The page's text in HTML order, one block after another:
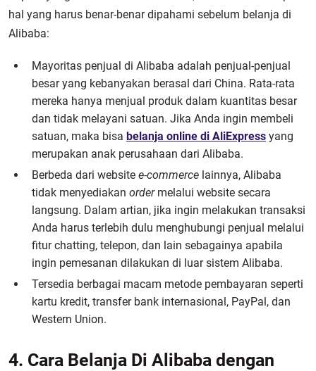
hal yang harus benar-benar dipahami sebelum belanja di
Alibaba:
Mayoritas penjual di Alibaba adalah penjual-penjual
besar yang kebanyakan berasal dari China. Rata-rata
mereka hanya menjual produk dalam kuantitas besar
dan tidak melayani satuan. Jika Anda ingin membeli
satuan, maka bisa belanja online di AliExpress yang
merupakan anak perusahaan dari Alibaba.
Berbeda dari website e-commerce lainnya, Alibaba
tidak menyediakan ordermelalui website secara
langsung. Dalam artian, jika ingin melakukan transaksi
Anda harus terlebih dulu menghubungi penjual melalui
fitur chatting, telepon, dan lain sebagainya apabila
ingin pemesanan dilakukan di luar sistem Alibaba.
Tersedia berbagai macam metode pembayaran seperti
kartu kredit, transfer bank internasional, PayPal, dan
Western Union.
4. Cara Belanja Di Alibaba dengan